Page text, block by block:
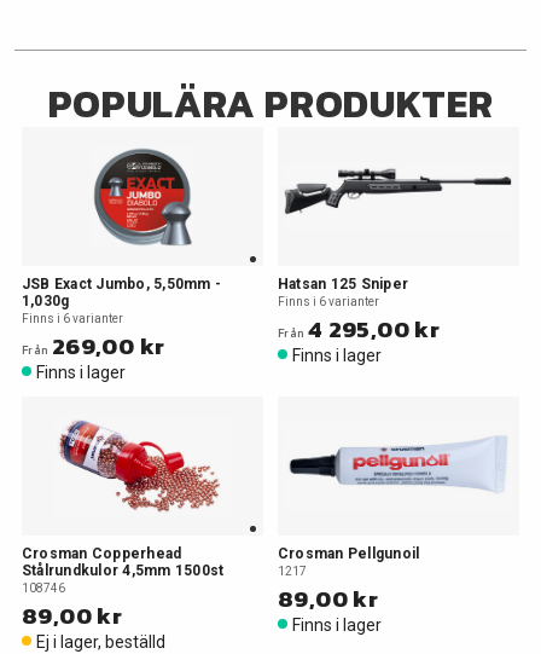
POPULÄRA PRODUKTER
JSB Exact Jumbo, 5,50mm -
1,030g
Finns i 6 varianter
Från 269,00 kr
Finns i lager
Hatsan 125 Sniper
Finns i 6 varianter
Från 4 295,00 kr
Finns i lager
Crosman Copperhead
Stålrundkulor 4,5mm 1500st
108746
89,00 kr
Ej i lager, beställd
Crosman Pellgunoil
1217
89,00 kr
Finns i lager